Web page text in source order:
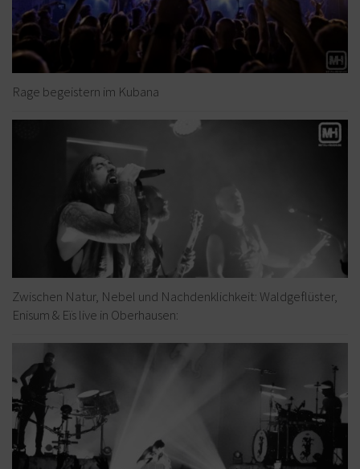
Rage begeistern im Kubana
Zwischen Natur, Nebel und Nachdenklichkeit: Waldgeflüster,
Enisum & Eïs live in Oberhausen: